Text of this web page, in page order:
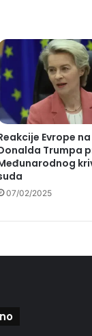
Evrope
Trumpa
07/02/2025